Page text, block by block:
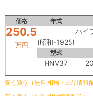
価格 年式
250.5
万円 (昭和-1925)
ハイ
型式
HNV37
安く買う（無料 相場・出品情報配